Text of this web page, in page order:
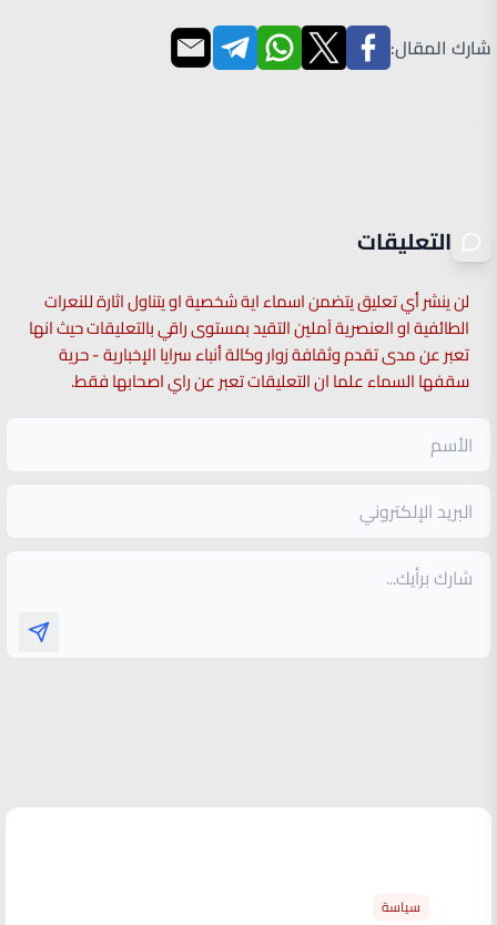
شارك المقال:
التعليقات
لن ينشر أي تعليق يتضمن اسماء اية شخصية او يتناول اثارة للنعرات
الطائفية او العنصرية آملين التقيد بمستوى راقي بالتعليقات حيث انها
تعبر عن مدى تقدم وثقافة زوار وكالة أنباء سرايا الإخبارية - حرية
سقفها السماء علما ان التعليقات تعبر عن راي اصحابها فقط.
سياسة